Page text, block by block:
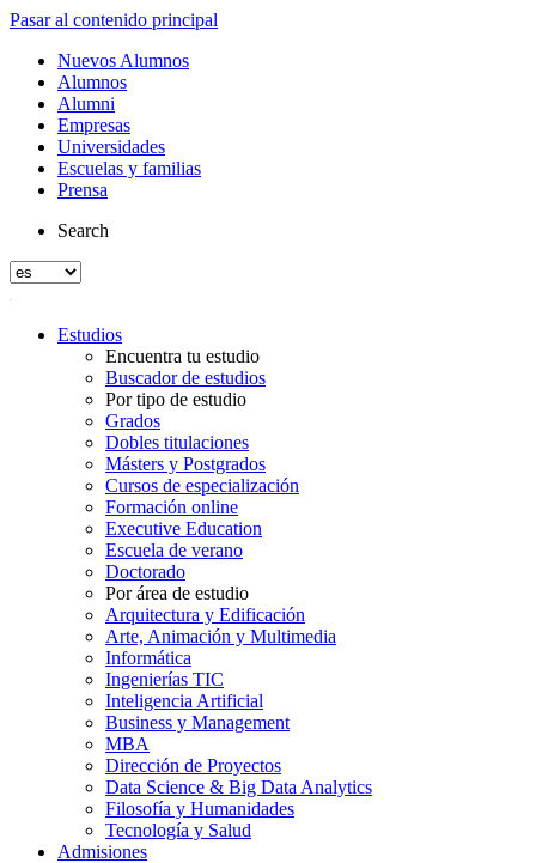
Pasar al contenido principal
Nuevos Alumnos
Alumnos
Alumni
Empresas
Universidades
Escuelas y familias
Prensa
Search
Estudios
Encuentra tu estudio
Buscador de estudios
Por tipo de estudio
Grados
Dobles titulaciones
Másters y Postgrados
Cursos de especialización
Formación online
Executive Education
Escuela de verano
Doctorado
Por área de estudio
Arquitectura y Edificación
Arte, Animación y Multimedia
Informática
Ingenierías TIC
Inteligencia Artificial
Business y Management
MBA
Dirección de Proyectos
Data Science & Big Data Analytics
Filosofía y Humanidades
Tecnología y Salud
Admisiones